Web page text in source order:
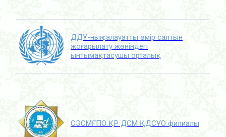
ДДҰ-ның салауатты өмір салтын
жоғарылату жөніндегі
ынтымақтасушы орталық
СЭСМҒПО ҚР ДСМ ҚДСҰО филиалы